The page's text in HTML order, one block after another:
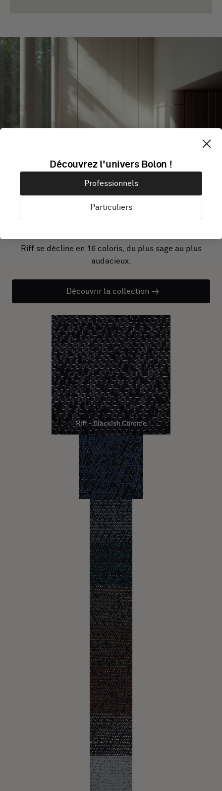
Commander des échantillons
Riff se décline en 16 coloris, du plus sage au plus
audacieux.
Découvrir la collection
Riff - Blackish Chrome
Découvrez l'univers Bolon !
Professionnels
Particuliers